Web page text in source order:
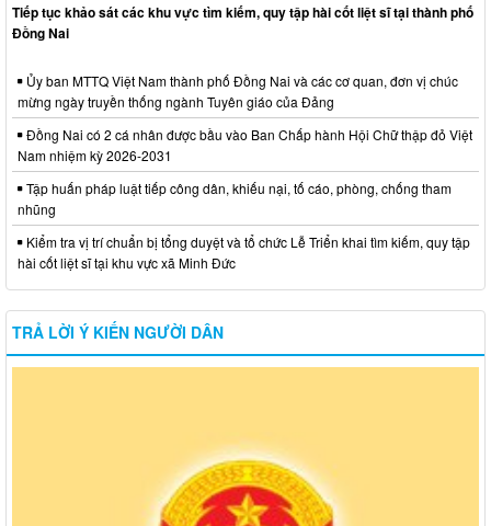
Tiếp tục khảo sát các khu vực tìm kiếm, quy tập hài cốt liệt sĩ tại thành phố
Đồng Nai
Ủy ban MTTQ Việt Nam thành phố Đồng Nai và các cơ quan, đơn vị chúc
mừng ngày truyền thống ngành Tuyên giáo của Đảng
Đồng Nai có 2 cá nhân được bầu vào Ban Chấp hành Hội Chữ thập đỏ Việt
Nam nhiệm kỳ 2026-2031
Tập huấn pháp luật tiếp công dân, khiếu nại, tố cáo, phòng, chống tham
nhũng
Kiểm tra vị trí chuẩn bị tổng duyệt và tổ chức Lễ Triển khai tìm kiếm, quy tập
hài cốt liệt sĩ tại khu vực xã Minh Đức
TRẢ LỜI Ý KIẾN NGƯỜI DÂN